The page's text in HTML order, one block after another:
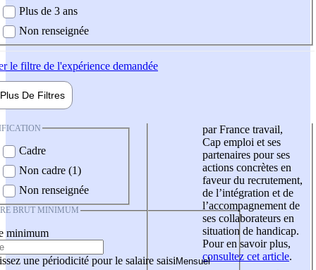
Plus de 3 ans
Non renseignée
le filtre de l'expérience demandée
Plus De Filtres
Cadre
Non cadre (1)
Non renseignée
BRUT MINIMUM
minimum
une périodicité pour le salaire saisi
par France travail,
Cap emploi et ses
partenaires pour ses
actions concrètes en
faveur du recrutement,
de l’intégration et de
l’accompagnement de
ses collaborateurs en
situation de handicap.
Pour en savoir plus,
consultez cet article.